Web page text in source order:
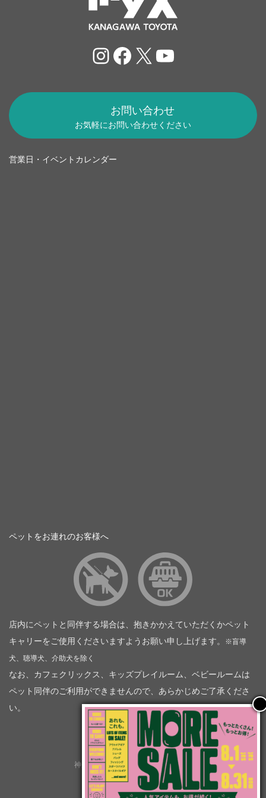
Instagram
Facebook
X YouTube
お問い合わせ
お気軽にお問い合わせください
営業日・イベントカレンダー
ペットをお連れのお客様へ
店内にペットと同伴する場合は、抱きかかえていただくかペット
キャリーをご使用くださいますようお願い申し上げます。
※盲導
犬、聴導犬、介助犬を除く
なお、カフェクリックス、キッズプレイルーム、ベビールームは
ペット同伴のご利用ができませんので、あらかじめご了承くださ
い。
神奈川トヨタ自動車（企業情報）
トヨタモビリティ神奈川
株式会社会社ＫＴグループ